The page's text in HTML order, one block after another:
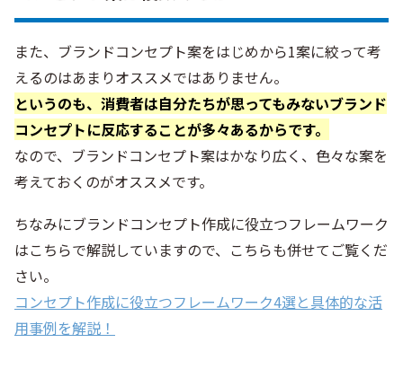
また、ブランドコンセプト案をはじめから1案に絞って考
えるのはあまりオススメではありません。
というのも、消費者は自分たちが思ってもみないブランド
コンセプトに反応することが多々あるからです。
なので、ブランドコンセプト案はかなり広く、色々な案を
考えておくのがオススメです。
ちなみにブランドコンセプト作成に役立つフレームワーク
はこちらで解説していますので、こちらも併せてご覧くだ
さい。
コンセプト作成に役立つフレームワーク4選と具体的な活
用事例を解説！